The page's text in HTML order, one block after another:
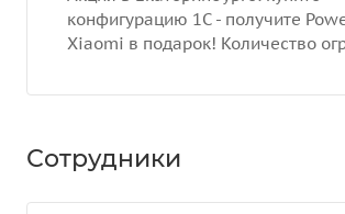
конфигурацию 1С - получите
Xiaomi в подарок! Количество
Сотрудники